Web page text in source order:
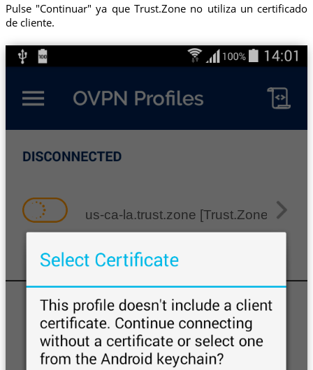
Pulse "Continuar" ya que Trust.Zone no utiliza un certificado
de cliente.
us-ca-la.trust.zone [Trust.Zone-